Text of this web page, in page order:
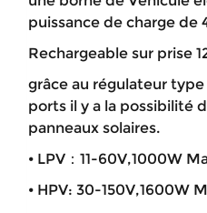
puissance de charge de
Rechargeable sur prise
grâce au régulateur type
ports il y a la possibilité
panneaux solaires.
⦁ LPV：11-60V,1000W
⦁ HPV: 30-150V,1600W